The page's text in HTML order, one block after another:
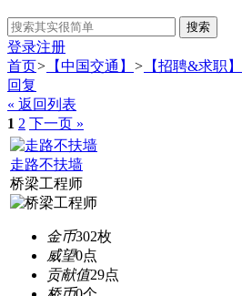
搜索
登录注册
首页> 【中国交通】 > 【招聘&求职】
回复
« 返回列表
1 2 下一页 »
走路不扶墙
桥梁工程师
金币302枚
威望0点
贡献值29点